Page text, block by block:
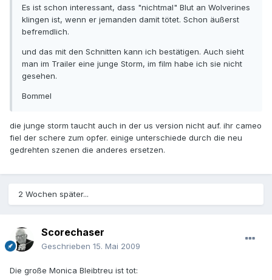
Es ist schon interessant, dass "nichtmal" Blut an Wolverines
klingen ist, wenn er jemanden damit tötet. Schon äußerst
befremdlich.
und das mit den Schnitten kann ich bestätigen. Auch sieht
man im Trailer eine junge Storm, im film habe ich sie nicht
gesehen.
Bommel
die junge storm taucht auch in der us version nicht auf. ihr cameo
fiel der schere zum opfer. einige unterschiede durch die neu
gedrehten szenen die anderes ersetzen.
2 Wochen später...
Scorechaser
Geschrieben 15. Mai 2009
Die große Monica Bleibtreu ist tot: